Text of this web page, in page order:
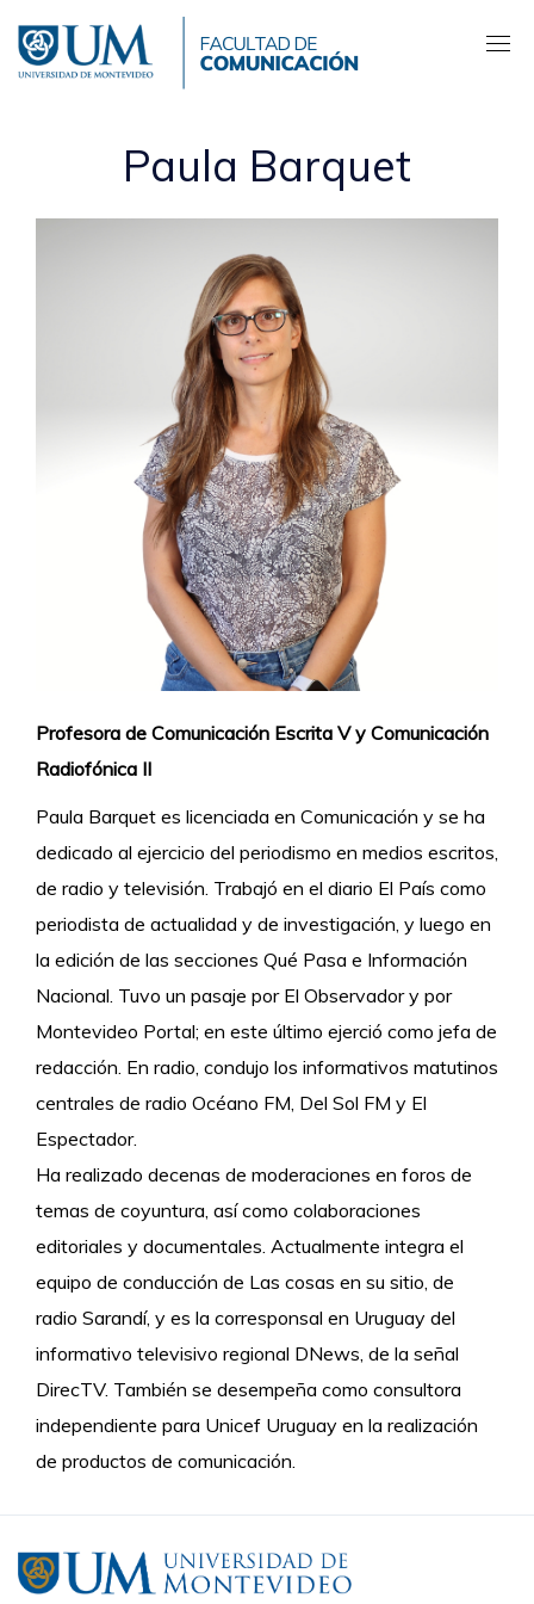
contenido
principal
Paula Barquet
Profesora de Comunicación Escrita V y Comunicación
Radiofónica II
Paula Barquet es licenciada en Comunicación y se ha
dedicado al ejercicio del periodismo en medios escritos,
de radio y televisión. Trabajó en el diario El País como
periodista de actualidad y de investigación, y luego en
la edición de las secciones Qué Pasa e Información
Nacional. Tuvo un pasaje por El Observador y por
Montevideo Portal; en este último ejerció como jefa de
redacción. En radio, condujo los informativos matutinos
centrales de radio Océano FM, Del Sol FM y El
Espectador.
Ha realizado decenas de moderaciones en foros de
temas de coyuntura, así como colaboraciones
editoriales y documentales. Actualmente integra el
equipo de conducción de Las cosas en su sitio, de
radio Sarandí, y es la corresponsal en Uruguay del
informativo televisivo regional DNews, de la señal
DirecTV. También se desempeña como consultora
independiente para Unicef Uruguay en la realización
de productos de comunicación.